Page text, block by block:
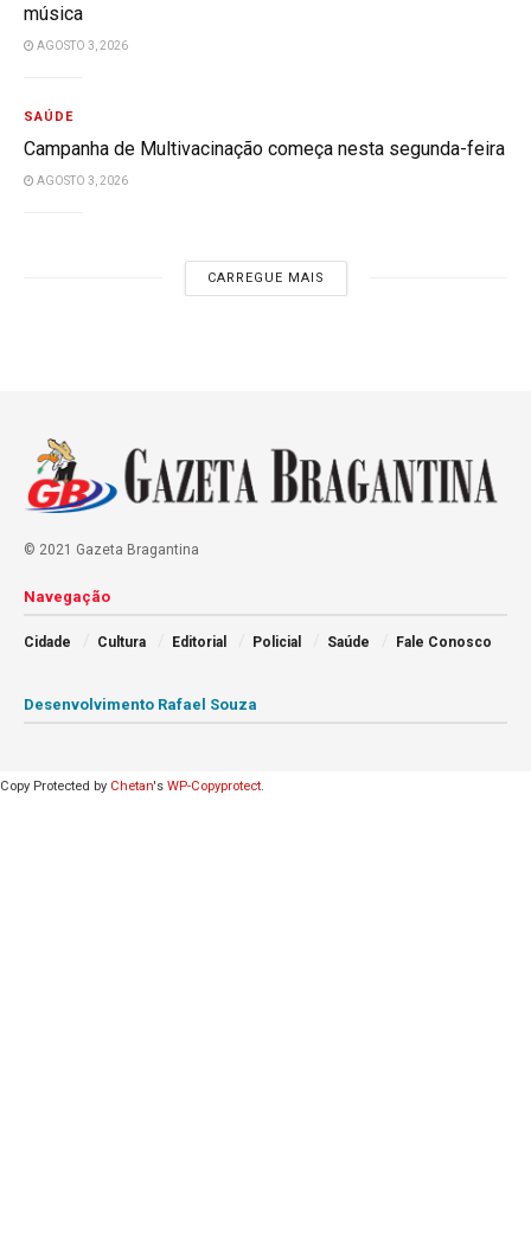
música
AGOSTO 3, 2026
SAÚDE
Campanha de Multivacinação começa nesta segunda-feira
AGOSTO 3, 2026
CARREGUE MAIS
© 2021 Gazeta Bragantina
Navegação
Cidade Cultura Editorial Policial Saúde Fale Conosco
Desenvolvimento Rafael Souza
Copy Protected by Chetan's WP-Copyprotect.